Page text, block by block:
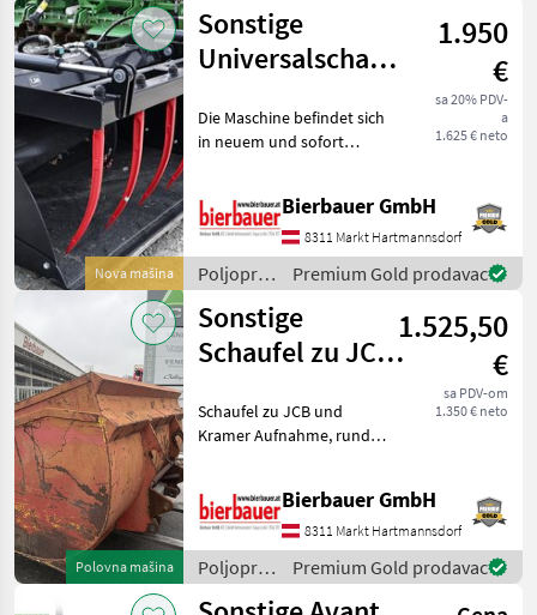
strojevi /
Sonstige
Nova mašina
Sonstige
Universalschaufel
1.950
€
sa 20% PDV-
a
1.625 € neto
Die Maschine befindet sich
in neuem und sofort
telefonischer Vereinbarung
gerne vor Ort besichtigt
werden. Neumaschine sofo
Bierbauer GmbH
8311 Markt Hartmannsdorf
Poljoprivredni
motorni
strojevi /
Sonstige
Premium Gold prodavac
Polovna mašina
Sonstige
Schaufel zu JCB
Aufnahme,
1.525,50
€
sa PDV-om
1.350 € neto
Schaufel zu JCB und
Kramer Aufnahme, rund
bei Fragen zum technischen
Zustand, zur Ausstattung
oder Verfügbarke
Bierbauer GmbH
8311 Markt Hartmannsdorf
Poljoprivredni
motorni
Premium Gold prodavac